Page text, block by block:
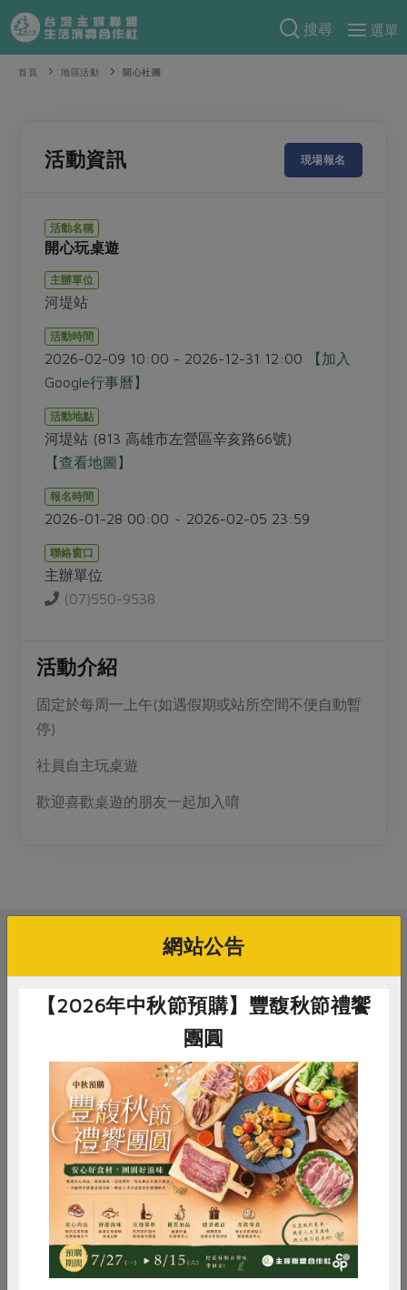
搜尋
選單
產品分類
芽苗類
奶蛋豆・五穀
豆製品
肉品・水產
畜產肉類
水畜加工品
調理食材・點心
休閒零嘴
保健食品
食材
麵食
肉食
海鮮
蔬食
蛋料理
料理方式
醬料
湯品．鍋物
漬物
涼拌沙拉
主題食譜
異國料理
年菜食譜
養身食補
特別企畫
把最好的台灣味帶回家！
防災用品預購圓滿結束
2026年端午節預購圓滿結束
更多預購活動
合作25-經典快閃最後一週
合作25-精選產品第四彈
合作25-精選產品第三彈
更多當季產品
議題活動
30%rPET紅烏龍茶
更多議題活動
觀點文章
主婦食堂
產品故事
樂齡生活
廚房瑜伽
關注議題
減硝酸鹽
廢核運動
減添加物
更多議題
生活者e週報
綠主張月刊
典藏閱覽室
關於合作社
認識合作社
關於我們
合作社組織
產品檢驗
自主把關
檢驗報告
硝酸鹽檢驗
合作社法規
選舉專區
地區活動
地區活動
活動報下載
重要公告
首頁 地區活動 開心社團
現場報名
活動資訊
活動名稱
開心玩桌遊
主辦單位
河堤站
活動時間
2026-02-09 10:00 - 2026-12-31 12:00
【加入
Google行事曆】
活動地點
河堤站 (813 高雄市左營區辛亥路66號)
【查看地圖】
報名時間
2026-01-28 00:00 ~ 2026-02-05 23:59
聯絡窗口
主辦單位
(07)550-9538
活動介紹
固定於每周一上午(如遇假期或站所空間不便自動暫
停)
社員自主玩桌遊
歡迎喜歡桌遊的朋友一起加入唷
相關活動
開心社團
0806炎炎夏日讀書天 - 臺灣漫遊錄
講師 謝怡青
時間 2026-08-06
13:00-15:00
地點 合作社站所 - 天母站
惜食 RPET 食譜 減硝酸鹽
雞蛋 食安 共同購買
網站公告
【2026年中秋節預購】豐馥秋節禮饗
團圓